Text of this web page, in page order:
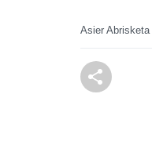
Asier Abrisketa